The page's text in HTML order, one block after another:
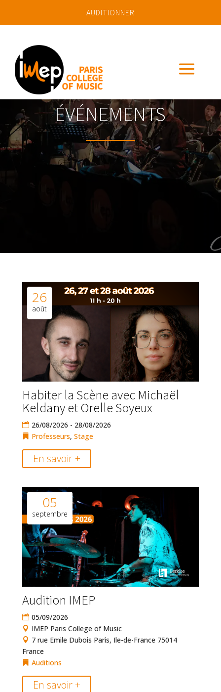
a
AUDITIONNER
ÉVÉNEMENTS
26
août
Habiter la Scène avec Michaël
Keldany et Orelle Soyeux
26/08/2026 - 28/08/2026
Professeurs, Stage
En savoir +
05
septembre
Audition IMEP
05/09/2026
IMEP Paris College of Music
7 rue Emile Dubois Paris, Ile-de-France 75014
France
Auditions
En savoir +